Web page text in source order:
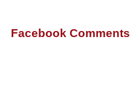
Facebook Comments